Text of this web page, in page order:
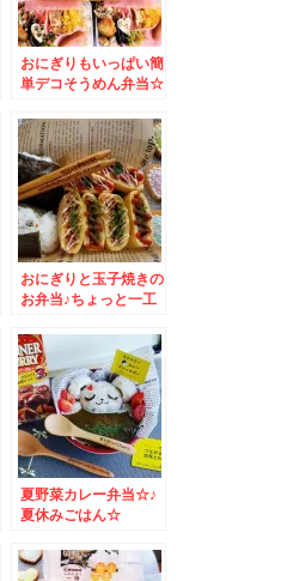
おにぎりもいっぱい簡
単デコそうめん弁当☆
おにぎりと玉子焼きの
お弁当♪ちょっと一工
夏野菜カレー弁当☆♪
夏休みごはん☆